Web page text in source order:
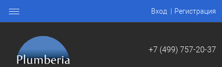
Вход Регистрация
+7 (499) 757-20-37